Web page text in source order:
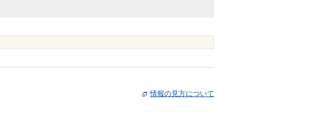
情報の見方について